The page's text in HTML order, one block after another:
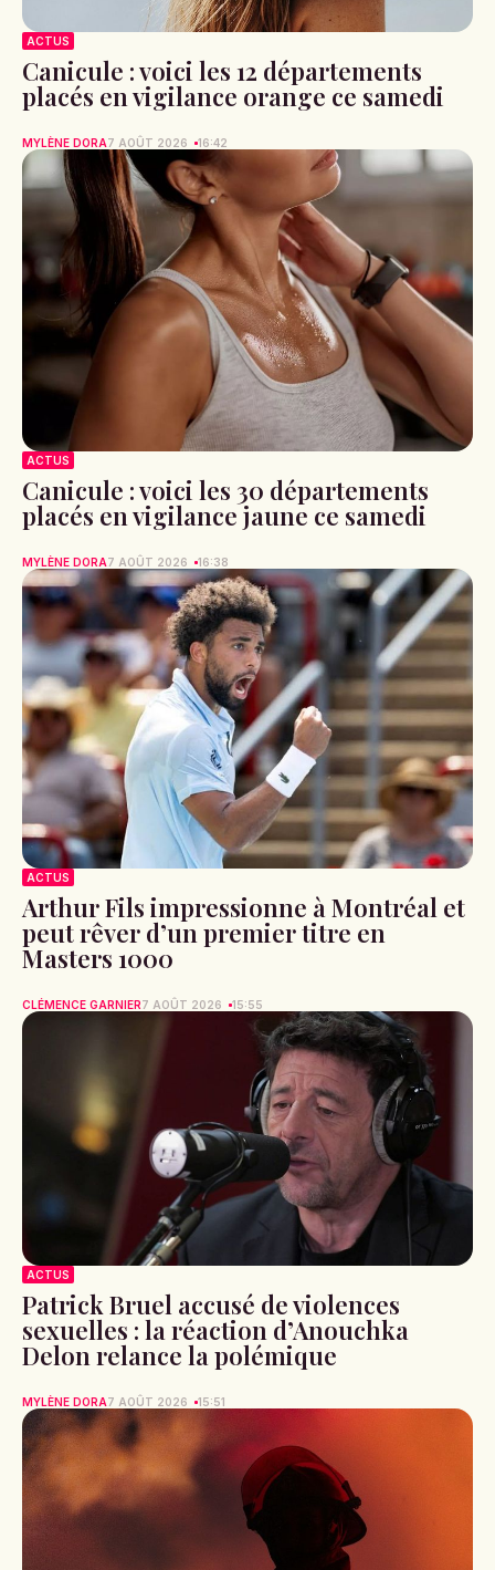
ACTUS
Canicule : voici les 12 départements
placés en vigilance orange ce samedi
MYLÈNE DORA7 AOÛT 2026 16:42
ACTUS
Canicule : voici les 30 départements
placés en vigilance jaune ce samedi
MYLÈNE DORA7 AOÛT 2026 16:38
ACTUS
Arthur Fils impressionne à Montréal et
peut rêver d’un premier titre en
Masters 1000
CLÉMENCE GARNIER7 AOÛT 2026 15:55
ACTUS
Patrick Bruel accusé de violences
sexuelles : la réaction d’Anouchka
Delon relance la polémique
MYLÈNE DORA7 AOÛT 2026 15:51